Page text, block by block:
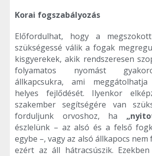
Korai fogszabályozás
Előfordulhat, hogy a
szükségessé válik a fogak
kisgyerekek, akik rendszeresen
folyamatos nyomást
állkapcsukra, ami
helyes fejlődését. Ilyenkor
szakember segítségére van
forduljunk orvoshoz, ha
észlelünk – az alsó és a felső
egybe –, vagy az alsó állkapocs nem
ezért az áll hátracsúszik.